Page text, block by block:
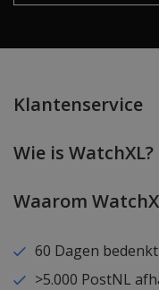
Klantenservice
Wie is WatchXL?
Waarom
60 Dagen
>5.000 PostNL